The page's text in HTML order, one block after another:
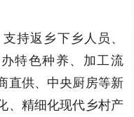
持返乡下乡人员、
办特色种养、加工流
直供、中央厨房等新
、精细化现代乡村产